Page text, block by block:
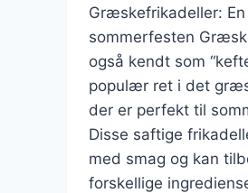
Græskefrikadeller:
sommerfesten
også kendt som
populær ret i det
der er perfekt til
Disse saftige
med smag og kan
forskellige